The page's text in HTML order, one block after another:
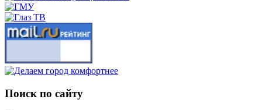
Поиск по сайту